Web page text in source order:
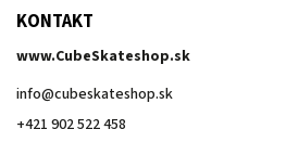
KONTAKT
www.CubeSkateshop.sk
info@cubeskateshop.sk
+421 902 522 458